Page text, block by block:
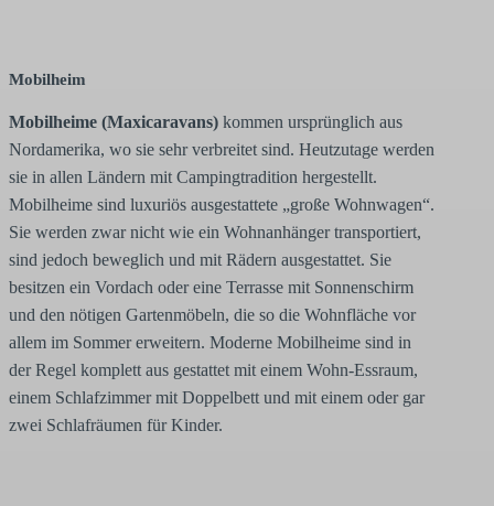
Mobilheim
Mobilheime (Maxicaravans) kommen ursprünglich aus
Nordamerika, wo sie sehr verbreitet sind. Heutzutage werden
sie in allen Ländern mit Campingtradition hergestellt.
Mobilheime sind luxuriös ausgestattete „große Wohnwagen“.
Sie werden zwar nicht wie ein Wohnanhänger transportiert,
sind jedoch beweglich und mit Rädern ausgestattet. Sie
besitzen ein Vordach oder eine Terrasse mit Sonnenschirm
und den nötigen Gartenmöbeln, die so die Wohnfläche vor
allem im Sommer erweitern. Moderne Mobilheime sind in
der Regel komplett aus gestattet mit einem Wohn-Essraum,
einem Schlafzimmer mit Doppelbett und mit einem oder gar
zwei Schlafräumen für Kinder.